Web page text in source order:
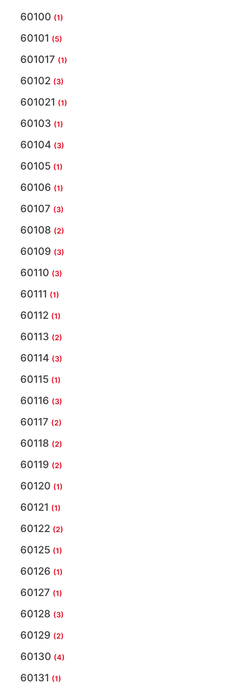
60100 (1)
60101 (5)
601017 (1)
60102 (3)
601021 (1)
60103 (1)
60104 (3)
60105 (1)
60106 (1)
60107 (3)
60108 (2)
60109 (3)
60110 (3)
60111 (1)
60112 (1)
60113 (2)
60114 (3)
60115 (1)
60116 (3)
60117 (2)
60118 (2)
60119 (2)
60120 (1)
60121 (1)
60122 (2)
60125 (1)
60126 (1)
60127 (1)
60128 (3)
60129 (2)
60130 (4)
60131 (1)